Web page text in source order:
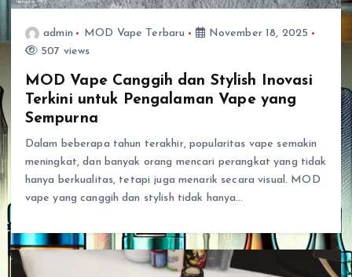
admin MOD Vape Terbaru
November 18, 2025
507 views
MOD Vape Canggih dan Stylish Inovasi
Terkini untuk Pengalaman Vape yang
Sempurna
Dalam beberapa tahun terakhir, popularitas vape semakin
meningkat, dan banyak orang mencari perangkat yang tidak
hanya berkualitas, tetapi juga menarik secara visual. MOD
vape yang canggih dan stylish tidak hanya…